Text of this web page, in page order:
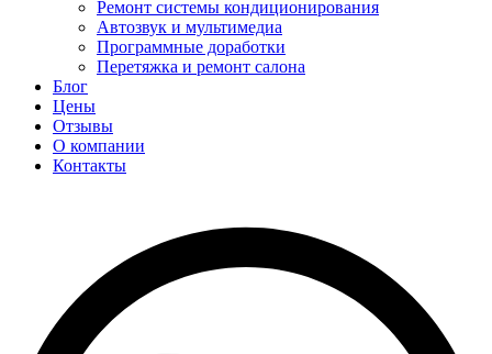
Ремонт системы кондиционирования
Автозвук и мультимедиа
Программные доработки
Перетяжка и ремонт салона
Блог
Цены
Отзывы
О компании
Контакты